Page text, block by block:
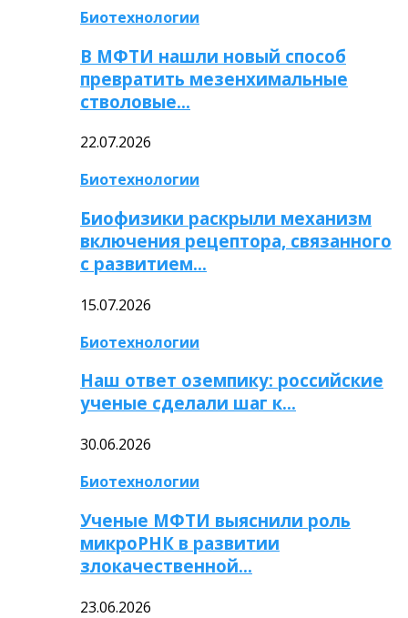
Биотехнологии
В МФТИ нашли новый способ
превратить мезенхимальные
стволовые…
22.07.2026
Биотехнологии
Биофизики раскрыли механизм
включения рецептора, связанного
с развитием…
15.07.2026
Биотехнологии
Наш ответ оземпику: российские
ученые сделали шаг к…
30.06.2026
Биотехнологии
Ученые МФТИ выяснили роль
микроРНК в развитии
злокачественной…
23.06.2026